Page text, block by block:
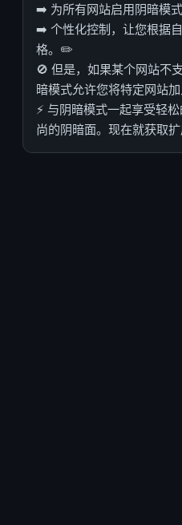
➡️ 为所有网站启用阴暗模
➡️ 个性化控制，让您根据
格。✏️
🚫 但是，如果某个网站不
暗模式允许您将特定网站
⚡️ 与阴暗模式一起享受轻
尚的阴暗面。现在就获取